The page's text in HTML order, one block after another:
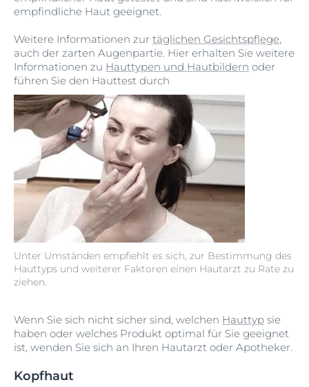
Unter Umständen empfiehlt es sich, zur Bestimmung des
Hauttyps und weiterer Faktoren einen Hautarzt zu Rate zu
ziehen.
empfindliche Haut geeignet.
Weitere Informationen zur täglichen Gesichtspflege,
auch der zarten Augenpartie. Hier erhalten Sie weitere
Informationen zu Hauttypen und Hautbildern oder
führen Sie den Hauttest durch
Wenn Sie sich nicht sicher sind, welchen Hauttyp sie
haben oder welches Produkt optimal für Sie geeignet
ist, wenden Sie sich an Ihren Hautarzt oder Apotheker.
Kopfhaut